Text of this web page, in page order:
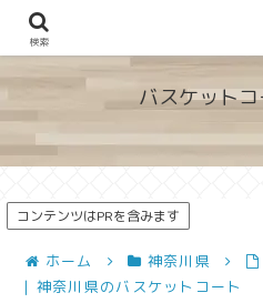
地図から探せる！穴場が見
バスケット
コンテンツはPRを含みます
ホーム 神奈川県
| 神奈川県のバスケットコート
検索